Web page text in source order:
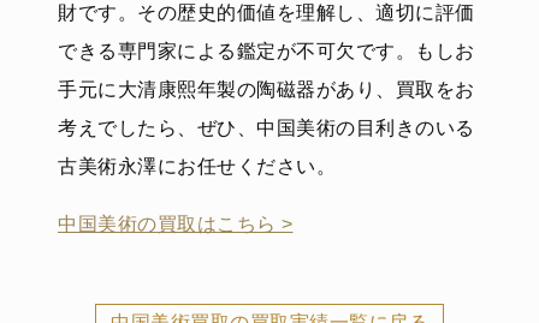
財です。その歴史的価値を理解し、適切に評価
できる専門家による鑑定が不可欠です。もしお
手元に大清康熙年製の陶磁器があり、買取をお
考えでしたら、ぜひ、中国美術の目利きのいる
古美術永澤にお任せください。
中国美術の買取はこちら >